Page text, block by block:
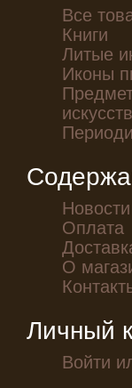
Все
Книги
Литые
Иконы
Новости
Оплата
О
Личный
Войти